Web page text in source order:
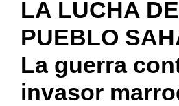
LA LUCHA
PUEBLO
La guerra
invasor